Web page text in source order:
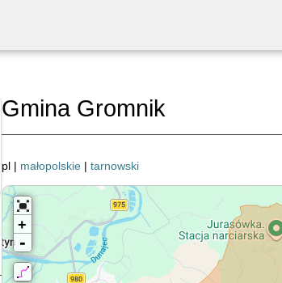
Gmina Gromnik
pl | małopolskie| tarnowski
+
-